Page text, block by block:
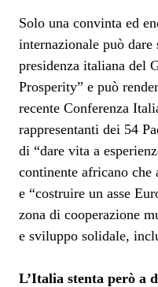
Solo una convinta ed
internazionale può
presidenza italiana del
Prosperity” e può
recente Conferenza
rappresentanti dei 54
di “dare vita a
continente africano che
e “costruire un asse
zona di cooperazione
e sviluppo solidale,
L’Italia stenta però a